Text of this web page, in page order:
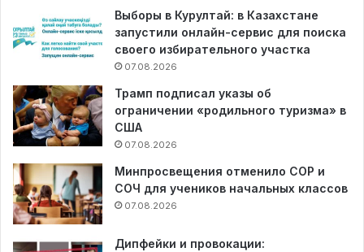
Выборы в Курултай: в Казахстане
запустили онлайн-сервис для поиска
своего избирательного участка
07.08.2026
Трамп подписал указы об
ограничении «родильного туризма» в
США
07.08.2026
Минпросвещения отменило СОР и
СОЧ для учеников начальных классов
07.08.2026
Дипфейки и провокации: